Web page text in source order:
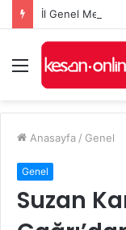
Menü
Anasayfa / Genel
Genel
Suzan